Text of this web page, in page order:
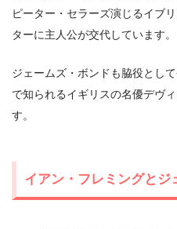
ピーター・セラーズ演じるイブ
ターに主人公が交代しています。
ジェームズ・ボンドも脇役とし
で知られるイギリスの名優デヴ
す。
イアン・フレミングとジ